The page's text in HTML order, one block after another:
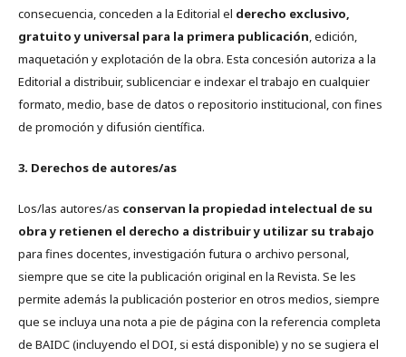
consecuencia, conceden a la Editorial el derecho exclusivo,
gratuito y universal para la primera publicación, edición,
maquetación y explotación de la obra. Esta concesión autoriza a la
Editorial a distribuir, sublicenciar e indexar el trabajo en cualquier
formato, medio, base de datos o repositorio institucional, con fines
de promoción y difusión científica.
3. Derechos de autores/as
Los/las autores/as conservan la propiedad intelectual de su
obra y retienen el derecho a distribuir y utilizar su trabajo
para fines docentes, investigación futura o archivo personal,
siempre que se cite la publicación original en la Revista. Se les
permite además la publicación posterior en otros medios, siempre
que se incluya una nota a pie de página con la referencia completa
de BAIDC (incluyendo el DOI, si está disponible) y no se sugiera el